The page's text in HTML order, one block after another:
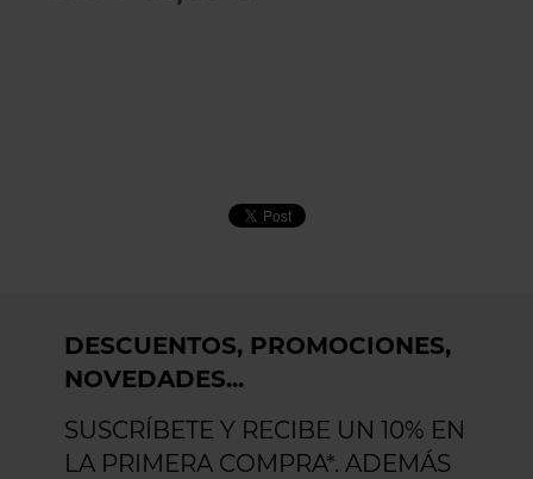
DESCUENTOS, PROMOCIONES,
NOVEDADES...
SUSCRÍBETE Y RECIBE UN 10% EN
LA PRIMERA COMPRA*. ADEMÁS